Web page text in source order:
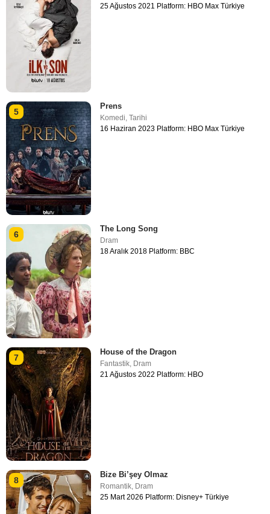
25 Ağustos 2021 Platform: HBO Max Türkiye
5
Prens
Komedi,Tarihi
16 Haziran 2023 Platform: HBO Max Türkiye
6
The Long Song
Dram
18 Aralık 2018 Platform: BBC
7
House of the Dragon
Fantastik Dram
21 Ağustos 2022 Platform: HBO
8
Bize Bi’şey Olmaz
Romantik, Dram
25 Mart 2026 Platform: Disney+ Türkiye